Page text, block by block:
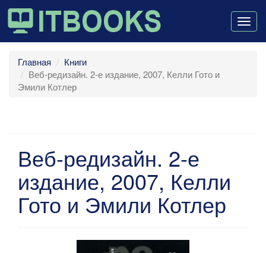
Главная
Книги
Веб-редизайн. 2-е издание, 2007, Келли Гото и
Эмили Котлер
Веб-редизайн. 2-е
издание, 2007, Келли
Гото и Эмили Котлер